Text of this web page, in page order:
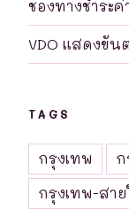
ช่องทางชำระค่
VDO แสดงขัน
TAGS
กรุงเทพ
ก
กรุงเทพ-สา